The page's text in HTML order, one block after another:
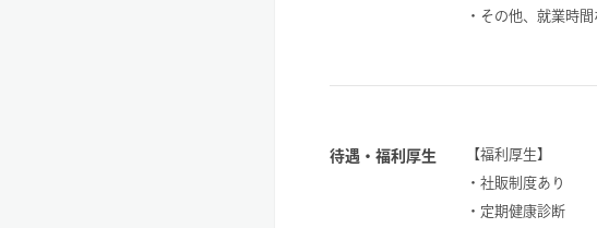
・その他、就業時
待遇・福利厚生
【福利厚生】
・社販制度あり
・定期健康診断